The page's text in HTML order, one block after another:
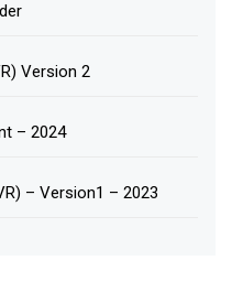
Version 2
– 2024
– Version1 – 2023